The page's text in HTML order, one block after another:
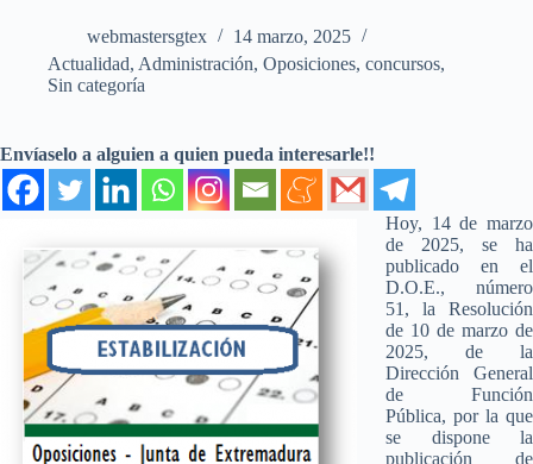
webmastersgtex
14 marzo, 2025
Actualidad, Administración, Oposiciones, concursos,
Sin categoría
Envíaselo a alguien a quien pueda interesarle!!
Hoy, 14 de marzo
de 2025, se ha
publicado en el
D.O.E., número
51, la Resolución
de 10 de marzo de
2025, de la
Dirección General
de Función
Pública, por la que
se dispone la
publicación de